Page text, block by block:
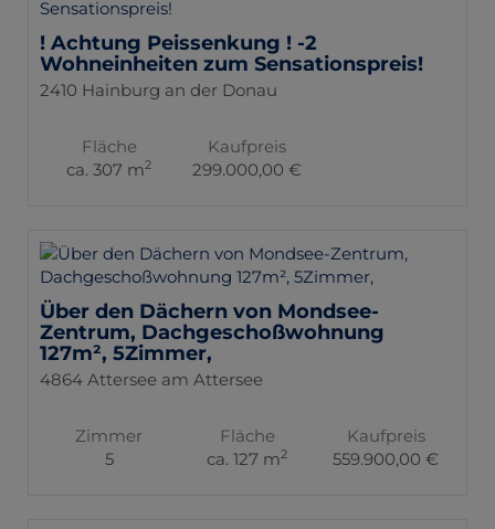
! Achtung Peissenkung ! -2
Wohneinheiten zum Sensationspreis!
2410 Hainburg an der Donau
Fläche
ca. 307 m2
Kaufpreis
299.000,00 €
Über den Dächern von Mondsee-
Zentrum, Dachgeschoßwohnung
127m², 5Zimmer,
4864 Attersee am Attersee
Zimmer
5
Fläche
ca. 127 m2
Kaufpreis
559.900,00 €